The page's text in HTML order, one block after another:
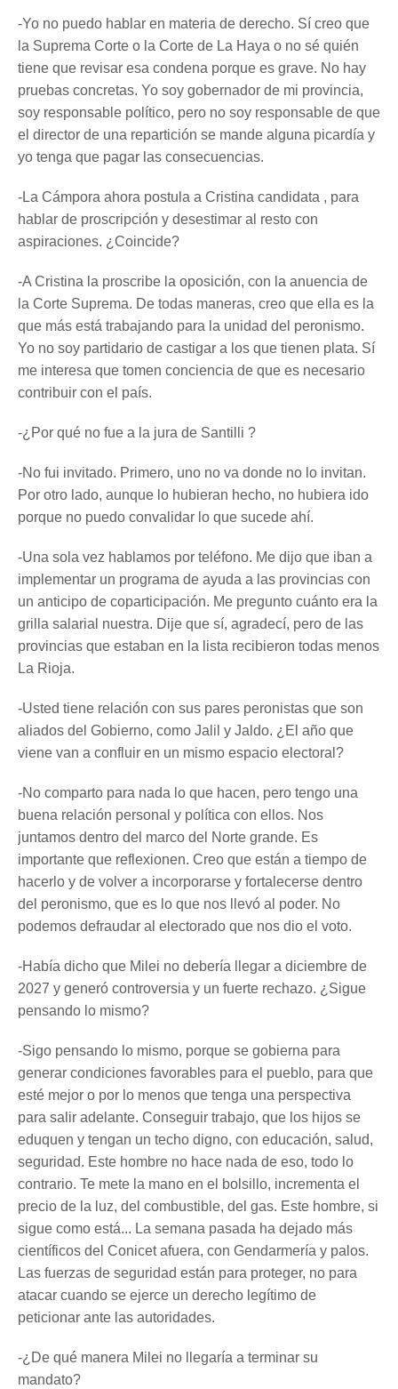
-Yo no puedo hablar en materia de derecho. Sí creo que
la Suprema Corte o la Corte de La Haya o no sé quién
tiene que revisar esa condena porque es grave. No hay
pruebas concretas. Yo soy gobernador de mi provincia,
soy responsable político, pero no soy responsable de que
el director de una repartición se mande alguna picardía y
yo tenga que pagar las consecuencias.
-La Cámpora ahora postula a Cristina candidata , para
hablar de proscripción y desestimar al resto con
aspiraciones. ¿Coincide?
-A Cristina la proscribe la oposición, con la anuencia de
la Corte Suprema. De todas maneras, creo que ella es la
que más está trabajando para la unidad del peronismo.
Yo no soy partidario de castigar a los que tienen plata. Sí
me interesa que tomen conciencia de que es necesario
contribuir con el país.
-¿Por qué no fue a la jura de Santilli ?
-No fui invitado. Primero, uno no va donde no lo invitan.
Por otro lado, aunque lo hubieran hecho, no hubiera ido
porque no puedo convalidar lo que sucede ahí.
-Una sola vez hablamos por teléfono. Me dijo que iban a
implementar un programa de ayuda a las provincias con
un anticipo de coparticipación. Me pregunto cuánto era la
grilla salarial nuestra. Dije que sí, agradecí, pero de las
provincias que estaban en la lista recibieron todas menos
La Rioja.
-Usted tiene relación con sus pares peronistas que son
aliados del Gobierno, como Jalil y Jaldo. ¿El año que
viene van a confluir en un mismo espacio electoral?
-No comparto para nada lo que hacen, pero tengo una
buena relación personal y política con ellos. Nos
juntamos dentro del marco del Norte grande. Es
importante que reflexionen. Creo que están a tiempo de
hacerlo y de volver a incorporarse y fortalecerse dentro
del peronismo, que es lo que nos llevó al poder. No
podemos defraudar al electorado que nos dio el voto.
-Había dicho que Milei no debería llegar a diciembre de
2027 y generó controversia y un fuerte rechazo. ¿Sigue
pensando lo mismo?
-Sigo pensando lo mismo, porque se gobierna para
generar condiciones favorables para el pueblo, para que
esté mejor o por lo menos que tenga una perspectiva
para salir adelante. Conseguir trabajo, que los hijos se
eduquen y tengan un techo digno, con educación, salud,
seguridad. Este hombre no hace nada de eso, todo lo
contrario. Te mete la mano en el bolsillo, incrementa el
precio de la luz, del combustible, del gas. Este hombre, si
sigue como está... La semana pasada ha dejado más
científicos del Conicet afuera, con Gendarmería y palos.
Las fuerzas de seguridad están para proteger, no para
atacar cuando se ejerce un derecho legítimo de
peticionar ante las autoridades.
-¿De qué manera Milei no llegaría a terminar su
mandato?